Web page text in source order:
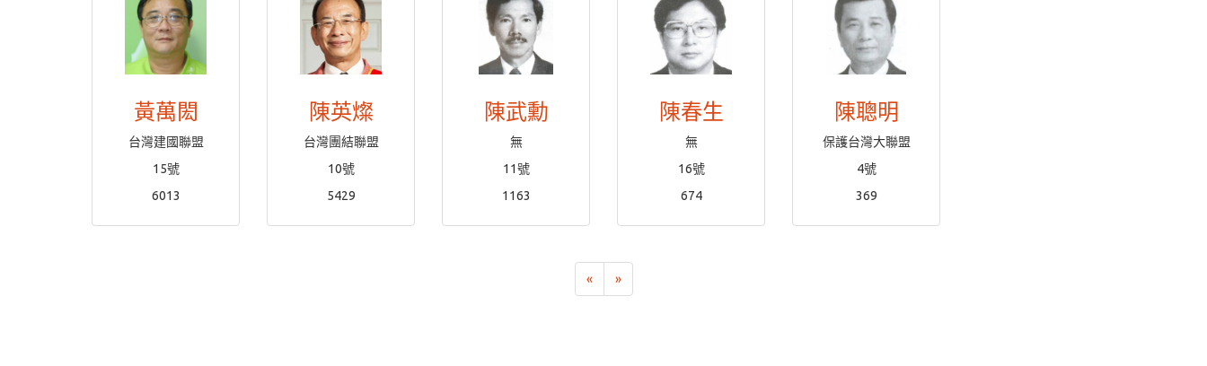
黃萬閎
台灣建國聯盟
15號
6013
陳英燦
台灣團結聯盟
10號
5429
陳武勳
無
11號
1163
陳春生
無
16號
674
陳聰明
保護台灣大聯盟
4號
369
« »